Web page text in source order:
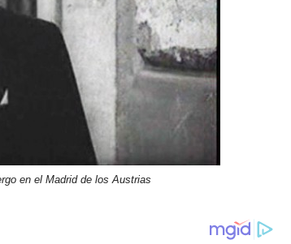
en el Madrid de los Austrias